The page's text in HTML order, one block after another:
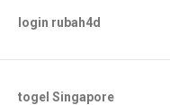
login rubah4d
togel Singapore